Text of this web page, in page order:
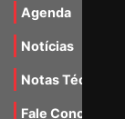
Agenda
Notícias
Notas Técnicas
Fale Conocsco